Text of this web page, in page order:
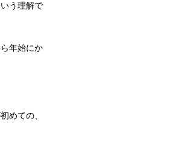
う理解で
年始にか
めての、